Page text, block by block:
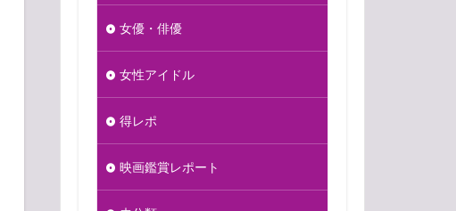
女優・俳優
女性アイドル
得レポ
映画鑑賞レポート